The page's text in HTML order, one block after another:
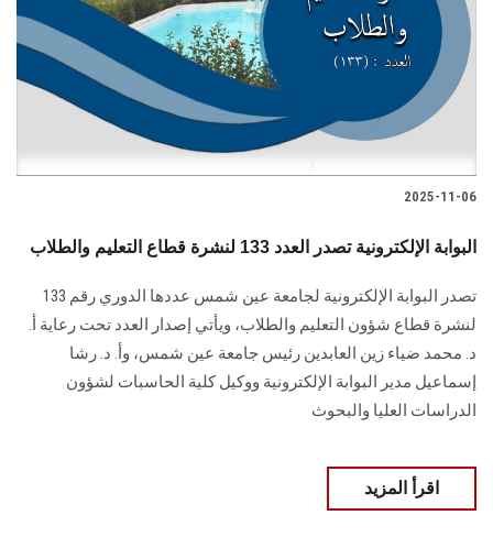
2025-11-06
البوابة الإلكترونية تصدر العدد 133 لنشرة قطاع التعليم والطلاب
تصدر البوابة الإلكترونية لجامعة عين شمس عددها الدوري رقم 133
لنشرة قطاع شؤون التعليم ‏والطلاب‎، ويأتي إصدار العدد تحت رعاية أ.
د. محمد ضياء زين العابدين رئيس جامعة عين شمس، وأ. د. ‏رشا
إسماعيل مدير البوابة الإلكترونية ووكيل كلية الحاسبات لشؤون
‏الدراسات العليا والبحوث
اقرأ المزيد